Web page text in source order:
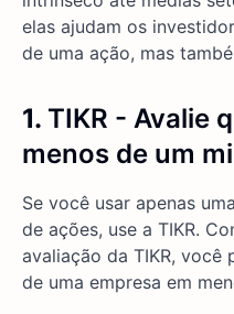
elas ajudam os
de uma ação, mas
1. TIKR - Avalie
menos de um
Se você usar apenas
de ações, use a TIKR.
avaliação da TIKR,
de uma empresa em